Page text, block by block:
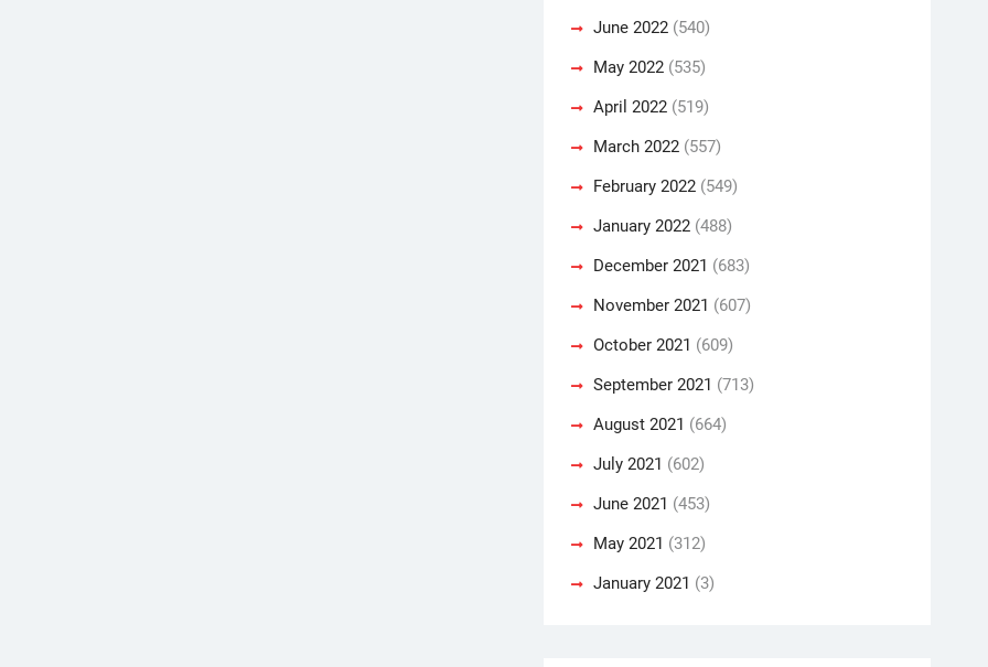
June 2022 (540)
May 2022 (535)
April 2022 (519)
March 2022 (557)
February 2022 (549)
January 2022 (488)
December 2021 (683)
November 2021 (607)
October 2021 (609)
September 2021 (713)
August 2021 (664)
July 2021 (602)
June 2021 (453)
May 2021 (312)
January 2021 (3)